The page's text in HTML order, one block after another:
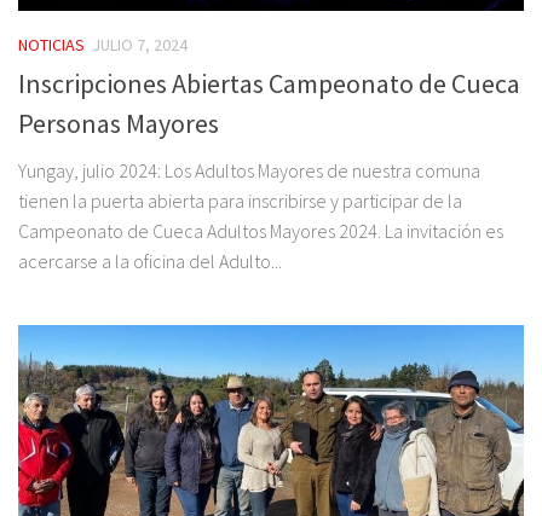
NOTICIAS JULIO 7, 2024
Inscripciones Abiertas Campeonato de Cueca
Personas Mayores
Yungay, julio 2024: Los Adultos Mayores de nuestra comuna
tienen la puerta abierta para inscribirse y participar de la
Campeonato de Cueca Adultos Mayores 2024. La invitación es
acercarse a la oficina del Adulto...